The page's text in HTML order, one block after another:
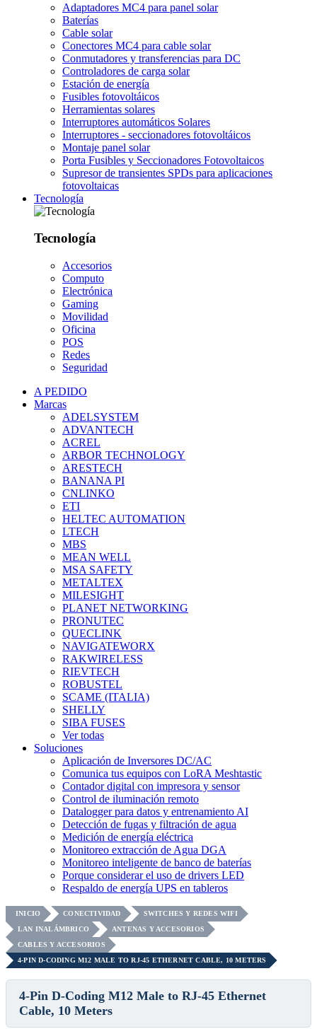
Adaptadores MC4 para panel solar
Baterías
Cable solar
Conectores MC4 para cable solar
Conmutadores y transferencias para DC
Controladores de carga solar
Estación de energía
Fusibles fotovoltáicos
Herramientas solares
Interruptores automáticos Solares
Interruptores - seccionadores fotovoltáicos
Montaje panel solar
Porta Fusibles y Seccionadores Fotovoltaicos
Supresor de transientes SPDs para aplicaciones
fotovoltaicas
Tecnología
Tecnología
Accesorios
Computo
Electrónica
Gaming
Movilidad
Oficina
POS
Redes
Seguridad
A PEDIDO
Marcas
ADELSYSTEM
ADVANTECH
ACREL
ARBOR TECHNOLOGY
ARESTECH
BANANA PI
CNLINKO
ETI
HELTEC AUTOMATION
LTECH
MBS
MEAN WELL
MSA SAFETY
METALTEX
MILESIGHT
PLANET NETWORKING
PRONUTEC
QUECLINK
NAVIGATEWORX
RAKWIRELESS
RIEVTECH
ROBUSTEL
SCAME (ITALIA)
SHELLY
SIBA FUSES
Ver todas
Soluciones
Aplicación de Inversores DC/AC
Comunica tus equipos con LoRA Meshtastic
Contador digital con impresora y sensor
Control de iluminación remoto
Datalogger para datos y entrenamiento AI
Detección de fugas y filtración de agua
Medición de energía eléctrica
Monitoreo extracción de Agua DGA
Monitoreo inteligente de banco de baterías
Porque considerar el uso de drivers LED
Respaldo de energía UPS en tableros
INICIO CONECTIVIDAD
SWITCHES Y REDES WIFI
LAN INALÁMBRICO
ANTENAS Y ACCESORIOS
CABLES Y ACCESORIOS
4-PIN D-CODING M12 MALE TO RJ-45 ETHERNET CABLE, 10 METERS
4-Pin D-Coding M12 Male to RJ-45 Ethernet
Cable, 10 Meters